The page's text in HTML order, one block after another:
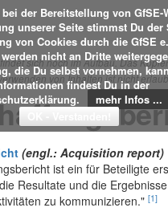
sich noch im Aufbau. Das
von Inhalten ist nicht
der Bereitstellung von GfSE-
unserer Seite stimmst Du der
von Cookies durch die GfSE
nicht an Dritte
die Du selbst vornehmen,
findest Du in der
mehr Infos ...
(engl.: Acquisition report)
ist ein für Beteiligte
Resultate und die
zu kommunizieren."[1]